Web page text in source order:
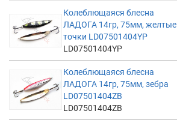
Колеблющаяся блесна
ЛАДОГА 14гр, 75мм, желтые
точки LD07501404YP
LD07501404YP
Колеблющаяся блесна
ЛАДОГА 14гр, 75мм, зебра
LD07501404ZB
LD07501404ZB